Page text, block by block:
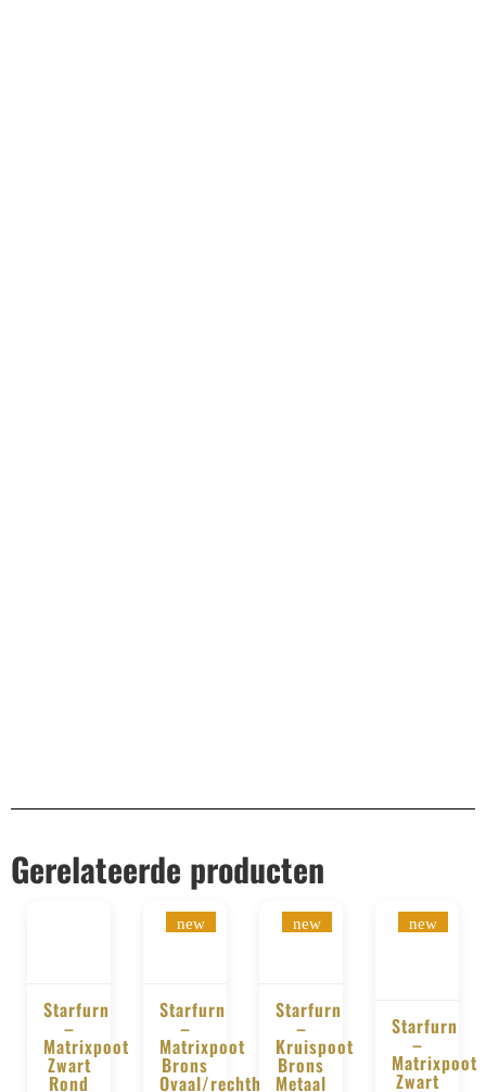
Gerelateerde producten
BESTELLEN
Starfurn
–
Matrixpoot
Zwart
Rond
BESTELLEN
new
Starfurn
–
Matrixpoot
Brons
Ovaal/rechthoek
BESTELLEN
new
Starfurn
–
Kruispoot
Brons
Metaal
BESTELLEN
new
Starfurn
–
Matrixpoot
Zwart